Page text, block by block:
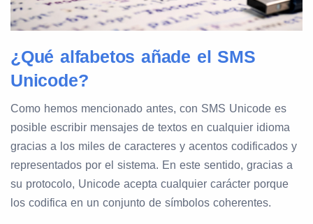
¿Qué alfabetos añade el SMS
Unicode?
Como hemos mencionado antes, con SMS Unicode es
posible escribir mensajes de textos en cualquier idioma
gracias a los miles de caracteres y acentos codificados y
representados por el sistema. En este sentido, gracias a
su protocolo, Unicode acepta cualquier carácter porque
los codifica en un conjunto de símbolos coherentes.